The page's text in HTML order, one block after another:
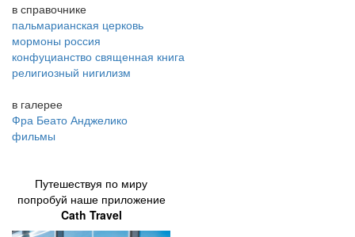
в справочнике
пальмарианская церковь
мормоны россия
конфуцианство священная книга
религиозный нигилизм
в галерее
Фра Беато Анджелико
фильмы
Путешествуя по миру
попробуй наше приложение
Cath Travel